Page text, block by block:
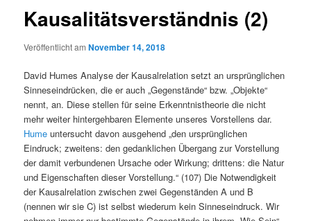
Kausalitätsverständnis (2)
Veröffentlicht amNovember 14, 2018
David Humes Analyse der Kausalrelation setzt an ursprünglichen
Sinneseindrücken, die er auch „Gegenstände“ bzw. „Objekte“
nennt, an. Diese stellen für seine Erkenntnistheorie die nicht
mehr weiter hintergehbaren Elemente unseres Vorstellens dar.
Hume untersucht davon ausgehend „den ursprünglichen
Eindruck; zweitens: den gedanklichen Übergang zur Vorstellung
der damit verbundenen Ursache oder Wirkung; drittens: die Natur
und Eigenschaften dieser Vorstellung.“ (107) Die Notwendigkeit
der Kausalrelation zwischen zwei Gegenständen A und B
(nennen wir sie C) ist selbst wiederum kein Sinneseindruck. Wir